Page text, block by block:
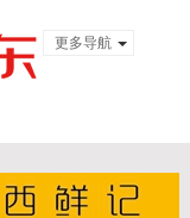
更多导航